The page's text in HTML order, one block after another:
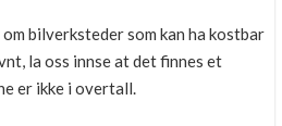
bilverksteder som kan ha kostbar
la oss innse at det finnes et
er ikke i overtall.